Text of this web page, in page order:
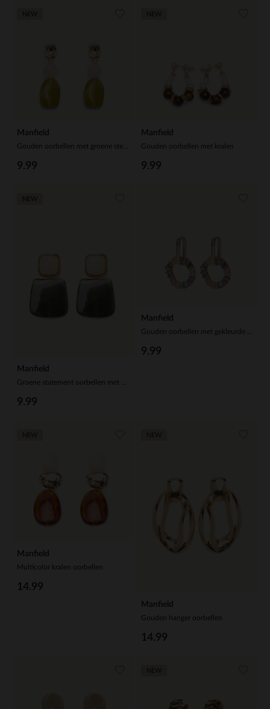
Manfield
9.99
Manfield
Gouden oorbellen met kralen
9.99
Manfield
9.99
Manfield
9.99
Manfield
Multicolor kralen oorbellen
14.99
Manfield
Gouden hanger oorbellen
14.99